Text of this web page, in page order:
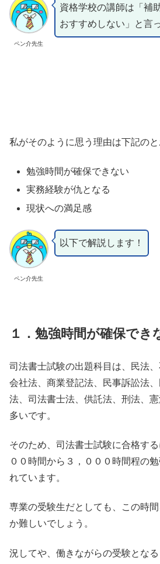
ペン介先生
資格学校の講師は「補
おすすめしない」と言
私がそのように思う理由は下記のと
勉強時間が確保できない
実務経験が仇となる
現状への満足感
ペン介先生
以下で解説します！
１．勉強時間が確保でき
司法書士試験の出題科目は、民法
会社法、商業登記法、民事訴訟法
法、司法書士法、供託法、刑法、
多いです。
そのため、司法書士試験に合格す
００時間から３，０００時間程の
れています。
専業の受験生だとしても、この時
か難しいでしょう。
況してや、働きながらの受験となる